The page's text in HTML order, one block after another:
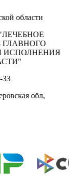
области
ГЛАВНОГО
ИСПОЛНЕНИЯ
обл,